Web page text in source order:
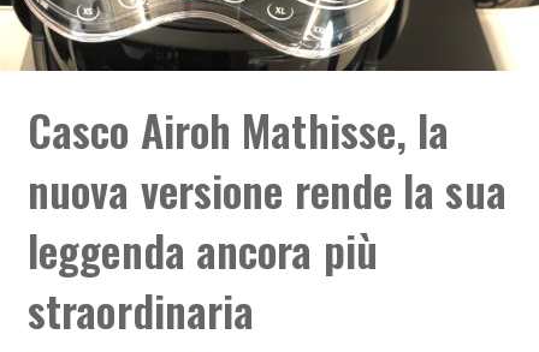
Casco Airoh Mathisse, la
nuova versione rende la sua
leggenda ancora più
straordinaria